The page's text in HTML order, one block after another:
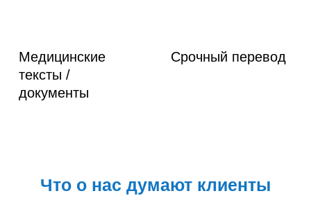
Медицинские
тексты /
документы
Срочный перевод
Что о нас думают клиенты